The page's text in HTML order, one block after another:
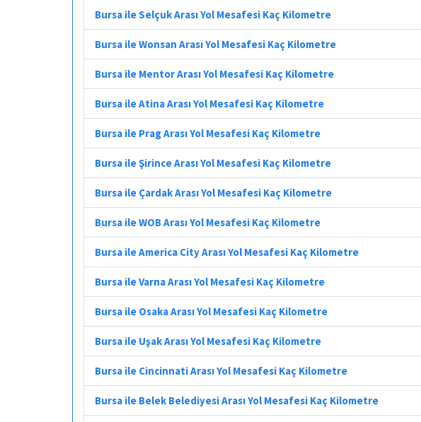
Bursa ile Selçuk Arası Yol Mesafesi Kaç Kilometre
Bursa ile Wonsan Arası Yol Mesafesi Kaç Kilometre
Bursa ile Mentor Arası Yol Mesafesi Kaç Kilometre
Bursa ile Atina Arası Yol Mesafesi Kaç Kilometre
Bursa ile Prag Arası Yol Mesafesi Kaç Kilometre
Bursa ile Şirince Arası Yol Mesafesi Kaç Kilometre
Bursa ile Çardak Arası Yol Mesafesi Kaç Kilometre
Bursa ile WOB Arası Yol Mesafesi Kaç Kilometre
Bursa ile America City Arası Yol Mesafesi Kaç Kilometre
Bursa ile Varna Arası Yol Mesafesi Kaç Kilometre
Bursa ile Osaka Arası Yol Mesafesi Kaç Kilometre
Bursa ile Uşak Arası Yol Mesafesi Kaç Kilometre
Bursa ile Cincinnati Arası Yol Mesafesi Kaç Kilometre
Bursa ile Belek Belediyesi Arası Yol Mesafesi Kaç Kilometre